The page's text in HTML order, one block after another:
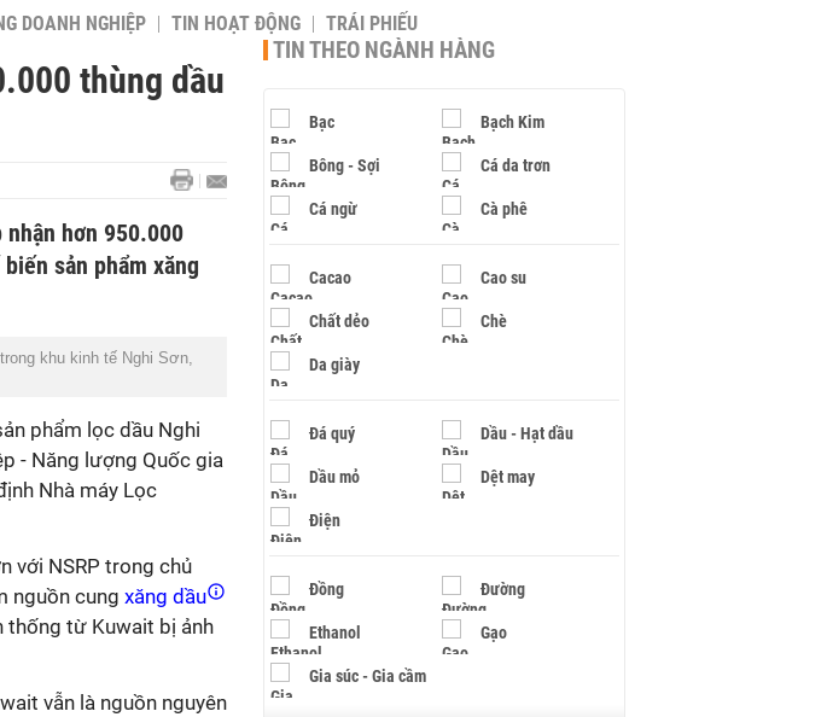
DOANH NGHIỆP TIN HOẠT ĐỘNG TRÁI PHIẾU
thùng dầu
nhận hơn 950.000
sản phẩm xăng
khu kinh tế Nghi Sơn,
phẩm lọc dầu Nghi
- Năng lượng Quốc gia
Nhà máy Lọc
với NSRP trong chủ
nguồn cung xăng dầu
thống từ Kuwait bị ảnh
vẫn là nguồn nguyên
TIN THEO NGÀNH HÀNG
Bạc Bạch Kim
Bông - Sợi Cá da trơn
Cá ngừ Cà phê
Cacao Cao su
Chất dẻo Chè
Da giày
Đá quý Dầu - Hạt dầu
Dầu mỏ Dệt may
Điện
Đồng Đường
Ethanol Gạo
Gia súc - Gia cầm